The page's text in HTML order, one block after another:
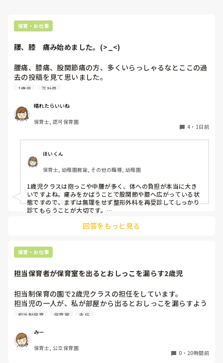
保育・お仕事
腰、膝　痛み始めました。(>_<)
腰痛、膝痛、股関節痛の方、多くいらっしゃるなとここの過
去の投稿を見て思いました。
という私も、２週間前、初めて腰痛になりました。
右腰が痛くて、起き上がれない。
ようやく立てたら、しゃがめない。
驚きました。
通院して、コルセット、湿布、痛み止め、電気などで１週間
乗り切ったら
週末には、左が痛みだし、これも痛み止めや湿布で抑えて仕
事をしていたら、
床から支えなしに立ち上がりにくくなり、痛みが走ります。
自転車通勤ですが、それも、膝や太ももに痛みが来始めまし
た。
今は８月。
家でもやることはあります。
日常生活すら支障をきたすほどになりました。
椅子に座って作業をすれば？
と、園で言われました。
なので、子ども椅子程度の高さの踏み台に座って、試してみ
1歳児 正社員
晴れたらいいね
保育士, 認可保育園
4 ・ 1日前
ほいくん
保育士, 幼稚園教諭, その他の職種, 幼稚園
1歳児クラスは抱っこや中腰が多く、体への負担が本当に大き
いですよね。痛みをかばうことで股関節や膝へ広がっている状
態ですので、まずは無理をせず整形外科を再受診してしっかり
診てもらうことが大切です。
用したり、抱っこや重い作業は周囲の先生に相談して頼むよう
回答をもっと見る
保育・お仕事
担当保育者が保育室を出るとおしっこを漏らす2歳児
担当制保育の園で2歳児クラスの担任をしています。
担当児の一人が、私が部屋から出るとおしっこを漏らすよう
になりました。
4月から私への執着が強かったのですが、特に寝かしつけの
時に私がそばに行かないと繰り返し大きい声で呼んだり私が
寝かしつけしている子にちょっかいを出したり、何回もトイ
担当制保育 保育室 主任
みー
保育士, 公立保育園
0 ・ 20時間前